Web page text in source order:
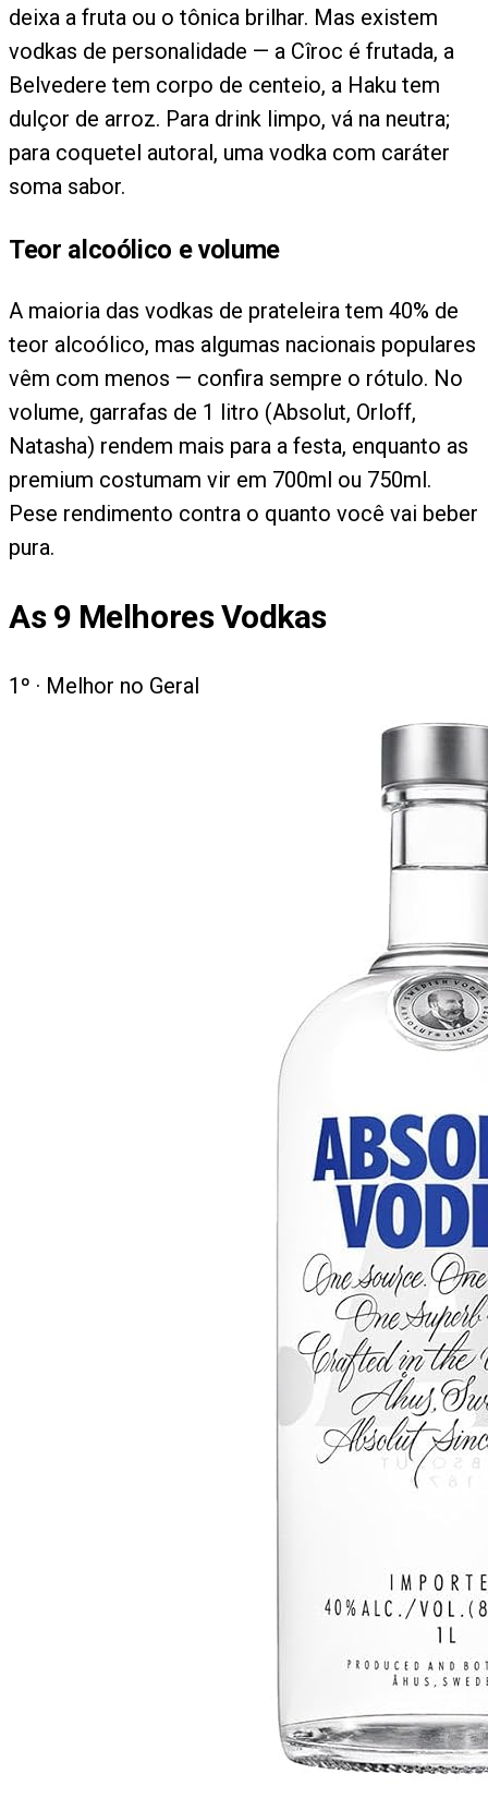
deixa a fruta ou o tônica brilhar. Mas existem
vodkas de personalidade — a Cîroc é frutada, a
Belvedere tem corpo de centeio, a Haku tem
dulçor de arroz. Para drink limpo, vá na neutra;
para coquetel autoral, uma vodka com caráter
soma sabor.
Teor alcoólico e volume
A maioria das vodkas de prateleira tem 40% de
teor alcoólico, mas algumas nacionais populares
vêm com menos — confira sempre o rótulo. No
volume, garrafas de 1 litro (Absolut, Orloff,
Natasha) rendem mais para a festa, enquanto as
premium costumam vir em 700ml ou 750ml.
Pese rendimento contra o quanto você vai beber
pura.
As 9 Melhores Vodkas
1 º · Melhor no Geral